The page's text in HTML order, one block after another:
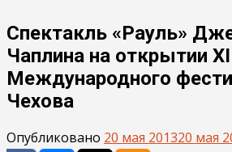
Спектакль «Рауль»
Чаплина на открытии XI
Международного
Чехова
Опубликовано 20 мая 201320 мая